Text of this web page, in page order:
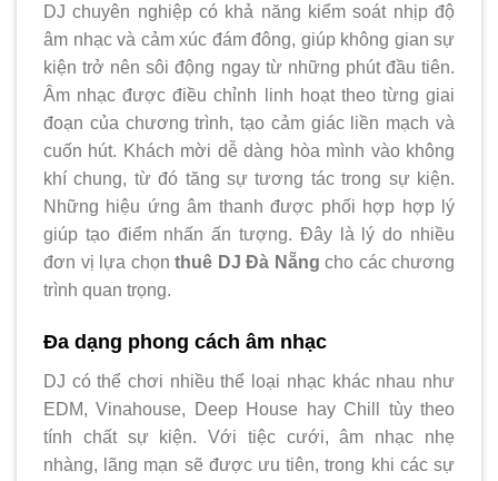
DJ chuyên nghiệp có khả năng kiểm soát nhịp độ
âm nhạc và cảm xúc đám đông, giúp không gian sự
kiện trở nên sôi động ngay từ những phút đầu tiên.
Âm nhạc được điều chỉnh linh hoạt theo từng giai
đoạn của chương trình, tạo cảm giác liền mạch và
cuốn hút. Khách mời dễ dàng hòa mình vào không
khí chung, từ đó tăng sự tương tác trong sự kiện.
Những hiệu ứng âm thanh được phối hợp hợp lý
giúp tạo điểm nhấn ấn tượng. Đây là lý do nhiều
đơn vị lựa chọn thuê DJ Đà Nẵng cho các chương
trình quan trọng.
Đa dạng phong cách âm nhạc
DJ có thể chơi nhiều thể loại nhạc khác nhau như
EDM, Vinahouse, Deep House hay Chill tùy theo
tính chất sự kiện. Với tiệc cưới, âm nhạc nhẹ
nhàng, lãng mạn sẽ được ưu tiên, trong khi các sự